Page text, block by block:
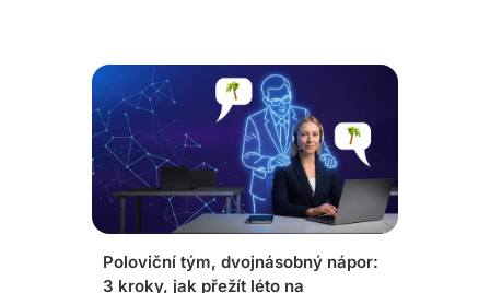
Poloviční tým, dvojnásobný nápor:
3 kroky, jak přežít léto na